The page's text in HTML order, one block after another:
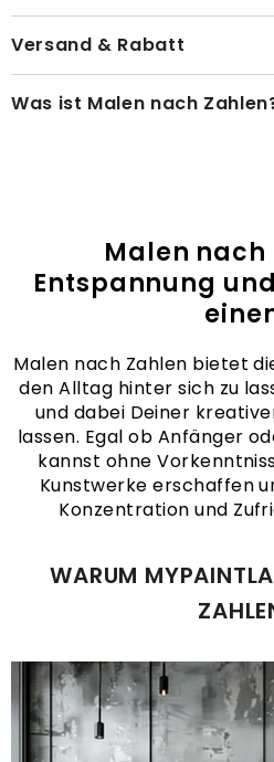
Versand & Rabatt
Was ist Malen nach
Malen nach
Entspannung
Malen nach Zahlen bietet
den Alltag hinter sich zu
und dabei Deiner
lassen. Egal ob Anfänger
kannst ohne
Kunstwerke erschaffen
Konzentration und
WARUM